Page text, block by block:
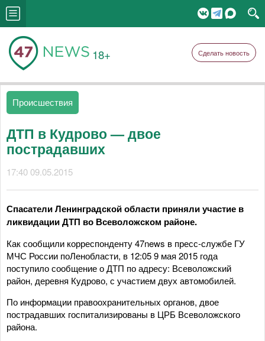
18+ Сделать новость
Происшествия
ДТП в Кудрово — двое
пострадавших
17:40 09.05.2015
Спасатели Ленинградской области приняли участие в
ликвидации ДТП во Всеволожском районе.
Как сообщили корреспонденту 47news в пресс-службе ГУ
МЧС России поЛенобласти, в 12:05 9 мая 2015 года
поступило сообщение о ДТП по адресу: Всеволожский
район, деревня Кудрово, с участием двух автомобилей.
По информации правоохранительных органов, двое
пострадавших госпитализированы в ЦРБ Всеволожского
района.